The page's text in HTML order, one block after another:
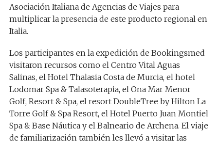
Asociación Italiana de Agencias de Viajes para
multiplicar la presencia de este producto regional en
Italia.
Los participantes en la expedición de Bookingsmed
visitaron recursos como el Centro Vital Aguas
Salinas, el Hotel Thalasia Costa de Murcia, el hotel
Lodomar Spa & Talasoterapia, el Ona Mar Menor
Golf, Resort & Spa, el resort DoubleTree by Hilton La
Torre Golf & Spa Resort, el Hotel Puerto Juan Montiel
Spa & Base Náutica y el Balneario de Archena. El viaje
de familiarización también les llevó a visitar las